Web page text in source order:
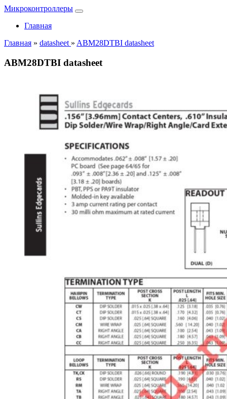
Микроконтроллеры
Главная
Главная » datasheet » ABM28DTBI datasheet
ABM28DTBI datasheet